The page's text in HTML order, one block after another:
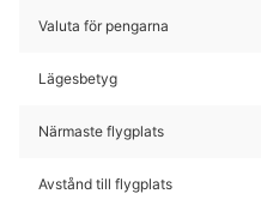
Valuta för pengarna
Lägesbetyg
Närmaste flygplats
Avstånd till flygplats